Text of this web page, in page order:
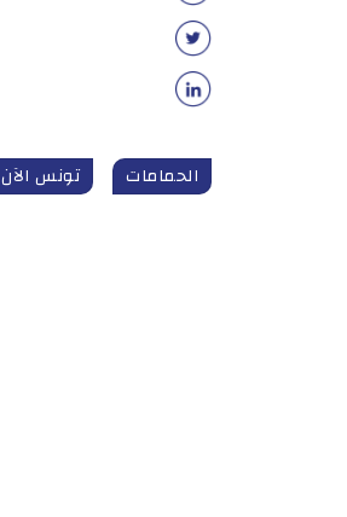
الحمامات تونس الآن